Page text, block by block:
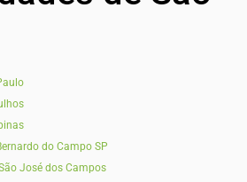
do Campo SP
José dos Campos